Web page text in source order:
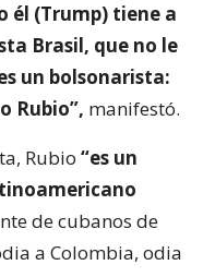
él (Trump) tiene a
Brasil, que no le
un bolsonarista:
Rubio”, manifestó.
Rubio “es un
de cubanos de
a Colombia, odia